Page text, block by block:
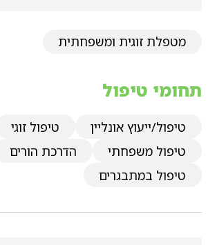
מטפלת זוגית ומשפחתית
תחומי טיפול
טיפול/ייעוץ אונליין
טיפול זוגי
טיפול משפחתי
הדרכת הורים
טיפול במתבגרים